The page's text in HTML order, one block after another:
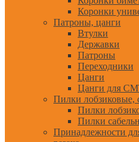
Коронки
Патроны, цанги
Втулки
Державки
Патроны
Переходники
Цанги
Цанги для
Пилки лобзиковые,
Пилки
Пилки
Принадлежности